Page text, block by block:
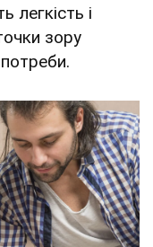
легкість і
зору